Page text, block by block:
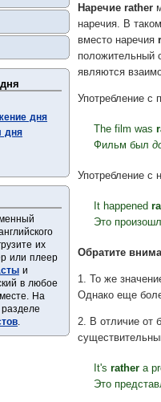
Наречие rather
наречия. В
вместо наречия
положительный
являются
Употребление с
The film was
Фильм был
Употребление с
It happened
Это
Обратите
1. То же
Однако еще
2. В отличие от
It's rather a
Это
дня
дня
их
или плеер
и
в любое
На
.